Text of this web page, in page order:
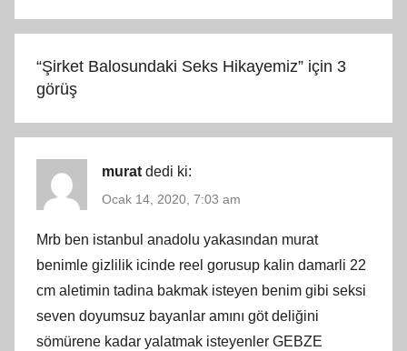
“Şirket Balosundaki Seks Hikayemiz” için 3
görüş
murat dedi ki:
Ocak 14, 2020, 7:03 am
Mrb ben istanbul anadolu yakasından murat
benimle gizlilik icinde reel gorusup kalin damarli 22
cm aletimin tadina bakmak isteyen benim gibi seksi
seven doyumsuz bayanlar amını göt deliğini
sömürene kadar yalatmak isteyenler GEBZE